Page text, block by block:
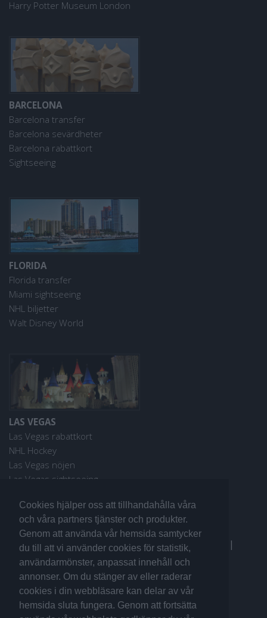
Cookies hjälper oss att tillhandahålla våra
och våra partners tjänster och produkter.
Genom att använda vår hemsida samtycker
du till att vi använder cookies för statistik,
användarmönster, anpassat innehåll och
annonser. Om du stänger av eller raderar
cookies i din webbläsare kan delar av vår
hemsida sluta fungera. Genom att fortsätta
Harry Potter Museum London
BARCELONA
Barcelona transfer
Barcelona sevärdheter
Barcelona rabattkort
Sightseeing
FLORIDA
Florida transfer
Miami sightseeing
NHL biljetter
Walt Disney World
LAS VEGAS
Las Vegas rabattkort
NHL Hockey
Las Vegas nöjen
Las Vegas sightseeing
Fler reseguider: I Love the World |San Francisco
|
Los Angeles|Sydney